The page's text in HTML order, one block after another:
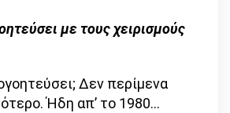
με τους χειρισμούς
Δεν περίμενα
Ήδη απ’ το 1980…